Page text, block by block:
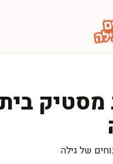
מסטיק
של גילה